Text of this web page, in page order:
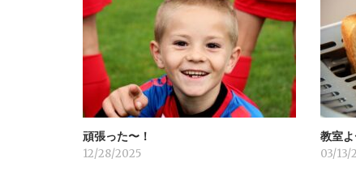
ー
シ
ョ
ン
頑張った〜！
12/28/2025
教室よ
03/13/